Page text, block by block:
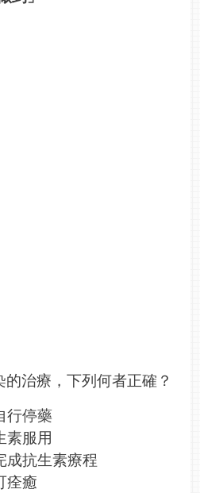
治療，下列何者正確？
行停藥
素服用
成抗生素療程
痊癒